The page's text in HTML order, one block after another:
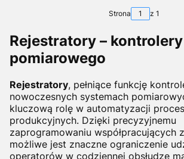
Strona z 1
Rejestratory –
pomiarowego
Rejestratory, pełniące funkcję
nowoczesnych systemach
kluczową rolę w automatyzacji
produkcyjnych. Dzięki precyzyjnemu
zaprogramowaniu współpracujących
możliwe jest znaczne ograniczenie
operatorów w codziennej obsłudze